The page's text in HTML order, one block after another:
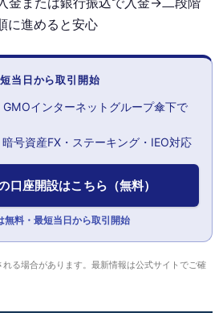
に進めると安心
当日から取引開始
インターネットグループ傘下で
号資産FX・ステーキング・IEO対応
口座開設はこちら（無料）
無料・最短当日から取引開始
る場合があります。最新情報は公式サイトでご確